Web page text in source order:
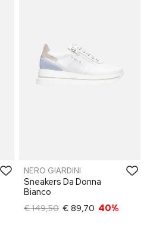
NERO GIARDINI
Sneakers Da Donna
Bianco
€ 149,50 € 89,70 40%